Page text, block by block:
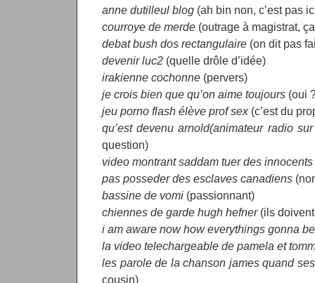
anne dutilleul blog (ah bin non, c’est pas
courroye de merde (outrage à magistrat,
debat bush dos rectangulaire (on dit pas
devenir luc2 (quelle drôle d’idée)
irakienne cochonne (pervers)
je crois bien que qu’on aime toujours (oui
jeu porno flash élève prof sex(c’est du
qu’est devenu arnold(animateur radio
question)
video montrant saddam tuer des innocents
pas posseder des esclaves canadiens
bassine de vomi (passionnant)
chiennes de garde hugh hefner(ils doivent
i am aware now how everythings gonna
la video telechargeable de pamela et
les parole de la chanson james quand
cousin)